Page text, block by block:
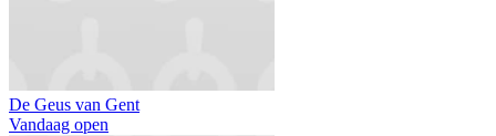
De Geus van Gent
Vandaag open